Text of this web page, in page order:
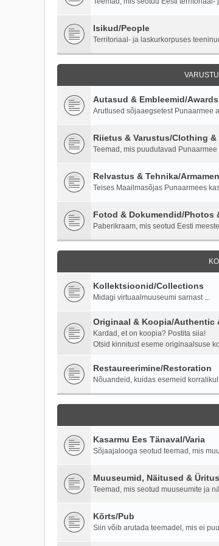
Isikud/People
Territoriaal- ja laskurkorpuses
Autasud & Embleemid/
Arutlused sõjaaegsetest Punaarmee
Riietus & Varustus/Clothing
Teemad, mis puudutavad
Relvastus & Tehnika/
Teises Maailmasõjas Punaarmees
Fotod & Dokumendid/Photos
Paberikraam, mis seotud Eesti
Kollektsioonid/Collections
Midagi virtuaalmuuseumi sarnast ...
Originaal & Koopia/Authentic
Kardad, et on koopia? Postita siia!
Otsid kinnitust eseme originaalsuse
Restaureerimine/Restoration
Nõuandeid, kuidas esemeid
Kasarmu Ees Tänaval/Varia
Sõjaajalooga seotud teemad, mis
Muuseumid, Näitused &
Teemad, mis seotud muuseumite ja
Kõrts/Pub
Siin võib arutada teemadel, mis ei